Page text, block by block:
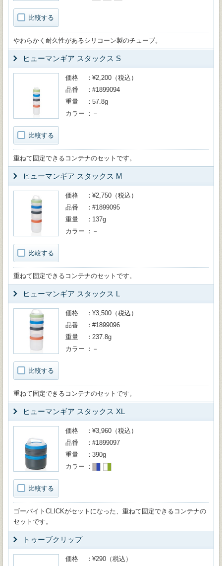
比較する
やわらかく耐久性があるシリコーン製のチューブ。
ヒューマンギア スタックス S
比較する
価格
¥2,200（税込）
品番
#1899094
重量
57.8g
カラー
－
重ねて固定できるコンテナのセットです。
ヒューマンギア スタックス M
比較する
価格
¥2,750（税込）
品番
#1899095
重量
137g
カラー
－
重ねて固定できるコンテナのセットです。
ヒューマンギア スタックス L
比較する
価格
¥3,500（税込）
品番
#1899096
重量
237.8g
カラー
－
重ねて固定できるコンテナのセットです。
ヒューマンギア スタックス XL
比較する
価格
¥3,960（税込）
品番
#1899097
重量
390g
カラー
ゴーバイトCLICKがセットになった、重ねて固定できるコンテナの
セットです。
トゥーブクリップ
価格
¥290（税込）